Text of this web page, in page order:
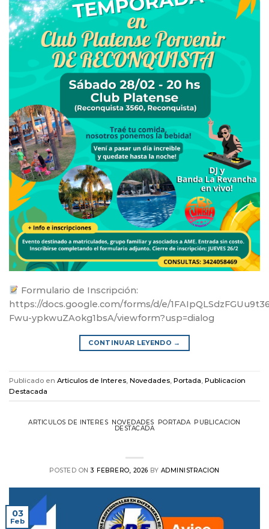
Formulario de Inscripción:
https://docs.google.com/forms/d/e/
Fwu-ypkwuZAokg1bsA/viewform?usp=dialog
CONTINUAR LEYENDO →
Publicado en Articulos de Interes Novedades Portada Publicacion
Destacada
ARTICULOS DE INTERES NOVEDADES PORTADA PUBLICACION
DESTACADA
POSTED ON3 FEBRERO, 2026 BY ADMINISTRACION
03
Feb